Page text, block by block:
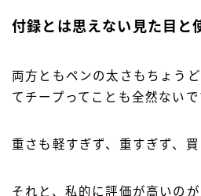
付録とは思えない見た目と
両方ともペンの太さもちょう
てチープってことも全然ないで
重さも軽すぎず、重すぎず、
それと、私的に評価が高いの